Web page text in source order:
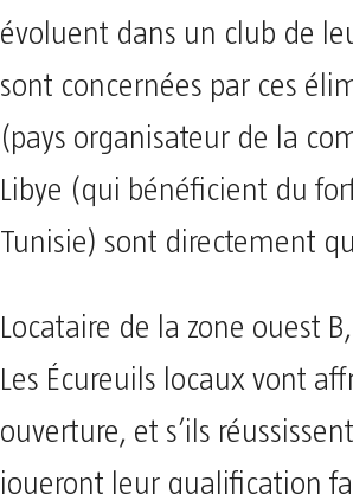
évoluent dans un club de
sont concernées par ces
(pays organisateur de la
Libye (qui bénéficient du
Tunisie) sont directement
Locataire de la zone ouest
Les Écureuils locaux vont
ouverture, et s’ils
joueront leur qualification